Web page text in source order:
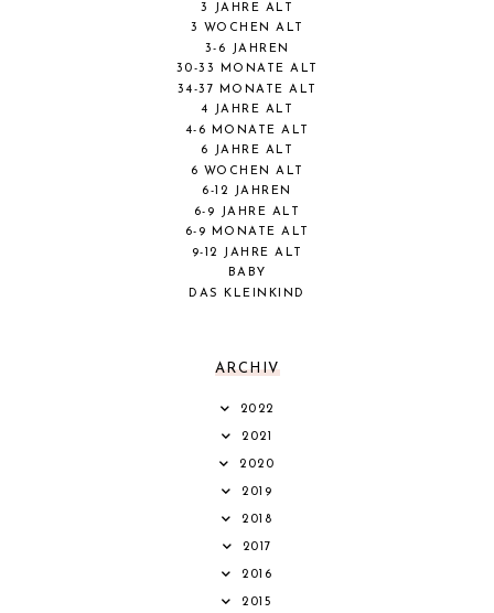
3 JAHRE ALT
3 WOCHEN ALT
3-6 JAHREN
30-33 MONATE ALT
34-37 MONATE ALT
4 JAHRE ALT
4-6 MONATE ALT
6 JAHRE ALT
6 WOCHEN ALT
6-12 JAHREN
6-9 JAHRE ALT
6-9 MONATE ALT
9-12 JAHRE ALT
BABY
DAS KLEINKIND
ARCHIV
2022
2021
2020
2019
2018
2017
2016
2015